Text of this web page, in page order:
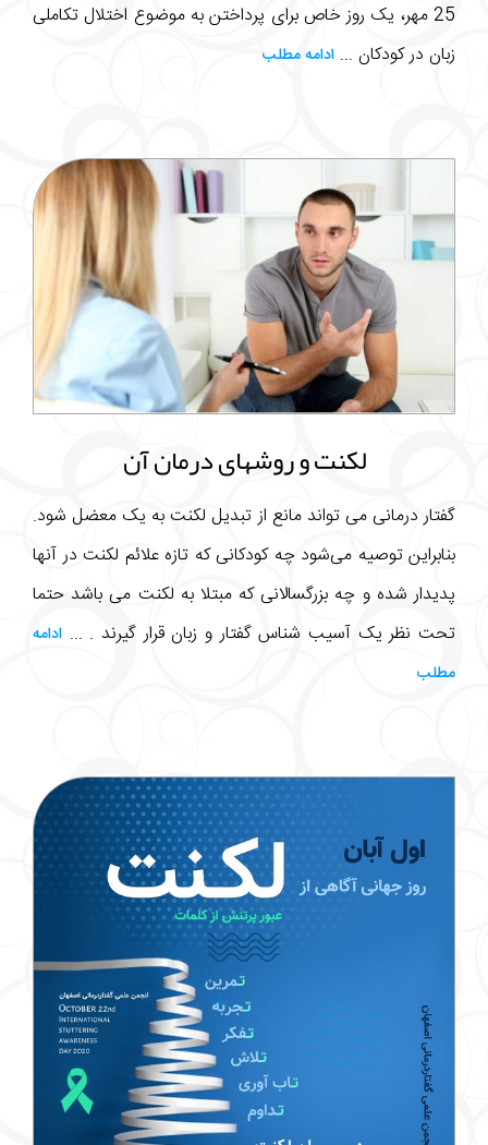
25 مهر، یک روز خاص برای پرداختن به موضوع اختلال تکاملی
زبان در کودکان ... ادامه مطلب
لکنت و روشهای درمان آن
گفتار درمانی می تواند مانع از تبدیل لکنت به یک معضل شود.
بنابراین توصیه می‌شود چه کودکانی که تازه علائم لکنت در آنها
پدیدار شده و چه بزرگسالانی که مبتلا به لکنت می باشد حتما
تحت نظر یک آسیب شناس گفتار و زبان قرار گیرند . ... ادامه
مطلب